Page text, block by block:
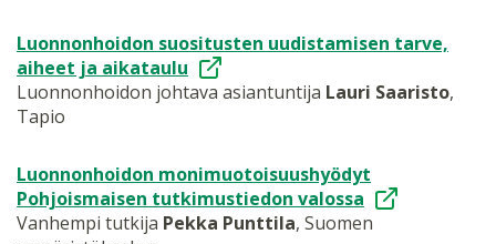
Luonnonhoidon suositusten uudistamisen tarve,
aiheet ja aikataulu
Luonnonhoidon johtava asiantuntija Lauri Saaristo,
Tapio
Luonnonhoidon monimuotoisuushyödyt
Pohjoismaisen tutkimustiedon valossa
Vanhempi tutkija Pekka Punttila, Suomen